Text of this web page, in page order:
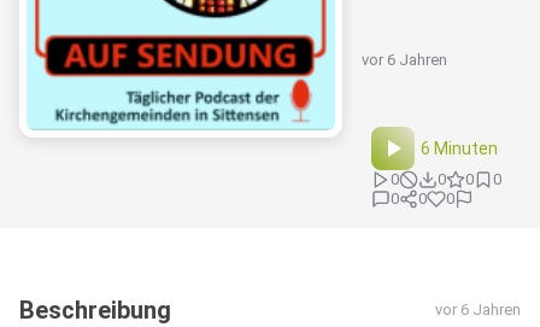
vor 6 Jahren
6 Minuten
0 0 0
0
0
0 0
Beschreibung vor 6 Jahren